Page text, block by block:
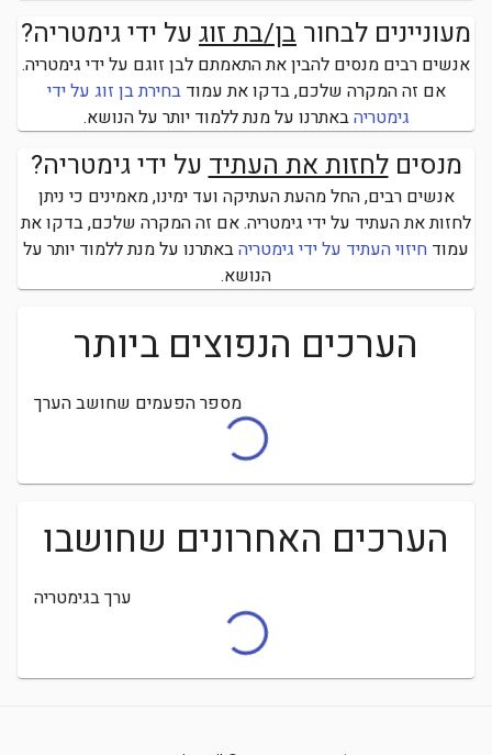
מעוניינים לבחור בן/בת זוג על ידי גימטריה?
אנשים רבים מנסים להבין את התאמתם לבן זוגם על ידי גימטריה.
אם זה המקרה שלכם, בדקו את עמוד בחירת בן זוג על ידי
גימטריהבאתרנו על מנת ללמוד יותר על הנושא.
מנסים לחזות את העתידעל ידי גימטריה?
אנשים רבים, החל מהעת העתיקה ועד ימינו, מאמינים כי ניתן
לחזות את העתיד על ידי גימטריה.אם זה המקרה שלכם, בדקו את
עמוד חיזוי העתיד על ידי גימטריהבאתרנו על מנת ללמוד יותר על
הנושא.
הערכים הנפוצים ביותר
מספר הפעמים שחושב הערך
הערכים האחרונים שחושבו
ערך בגימטריה